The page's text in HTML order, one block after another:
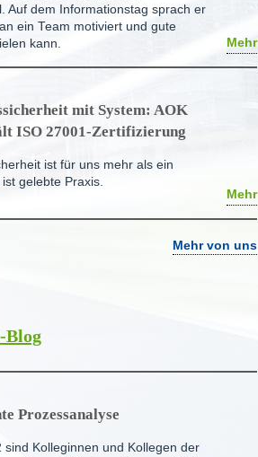
Auf dem Informationstag sprach er
ein Team motiviert und gute
kann.
Mehr
mit System: AOK
ISO 27001-Zertifizierung
ist für uns mehr als ein
gelebte Praxis.
Mehr
Mehr von uns
Blog
Prozessanalyse
sind Kolleginnen und Kollegen der